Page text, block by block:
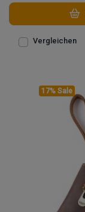
Vergleichen
17% Sale